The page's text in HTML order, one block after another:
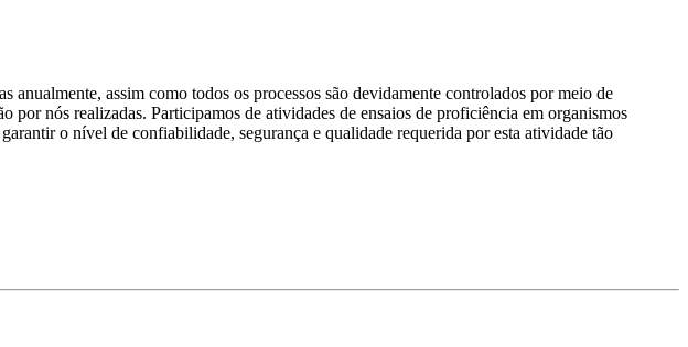
assim como todos os processos são devidamente controlados por meio de
por nós realizadas. Participamos de atividades de ensaios de proficiência em organismos
o nível de confiabilidade, segurança e qualidade requerida por esta atividade tão